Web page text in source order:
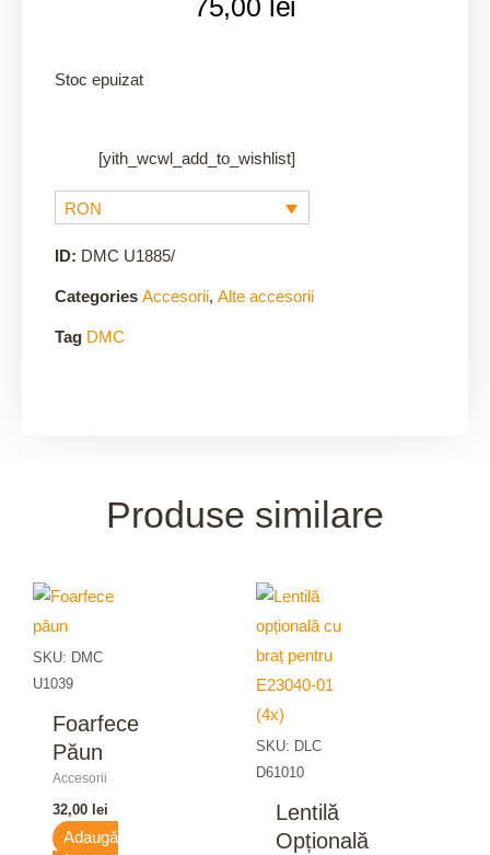
75,00 lei
Stoc epuizat
[yith_wcwl_add_to_wishlist]
RON
ID: DMC U1885/
Categories Accesorii, Alte accesorii
Tag DMC
Produse similare
SKU: DMC
U1039
Foarfece
Păun
Accesorii
32,00 lei
Adaugă
SKU: DLC
D61010
Lentilă
Opțională